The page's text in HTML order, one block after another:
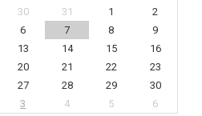
30 31 1
2
6 7 8
9
13 14 15
16
20 21 22
23
27 28 29
30
3 4 5
6